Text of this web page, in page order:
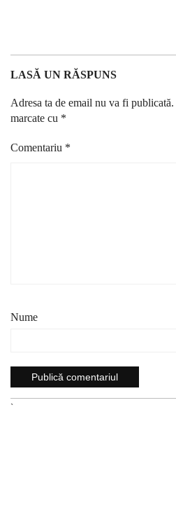
LASĂ UN RĂSPUNS
Adresa ta de email nu va fi publicată.
marcate cu *
Comentariu *
Nume
`